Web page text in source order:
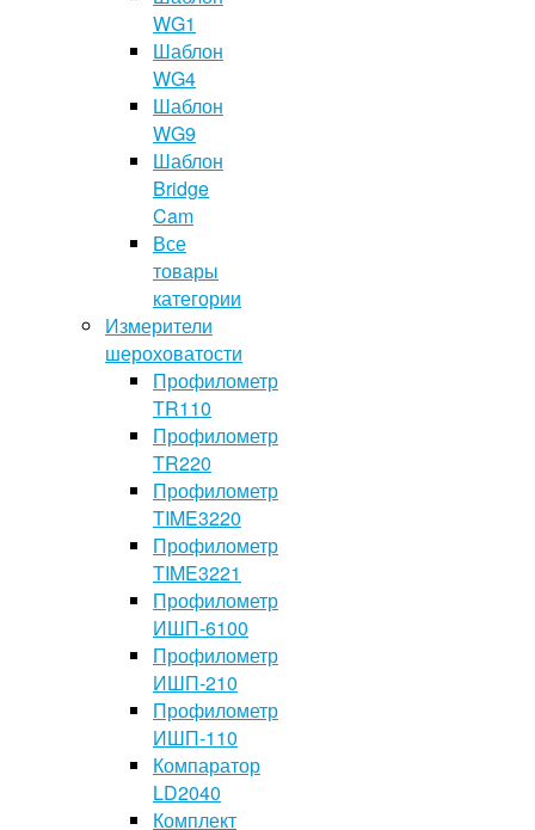
WG1
Шаблон
WG4
Шаблон
WG9
Шаблон
Bridge
Cam
Все
товары
категории
Измерители
шероховатости
Профилометр
TR110
Профилометр
TR220
Профилометр
TIME3220
Профилометр
TIME3221
Профилометр
ИШП-6100
Профилометр
ИШП-210
Профилометр
ИШП-110
Компаратор
LD2040
Комплект